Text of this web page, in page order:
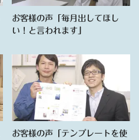
お客様の声「毎月出してほし
い！と言われます」
お客様の声「テンプレートを使